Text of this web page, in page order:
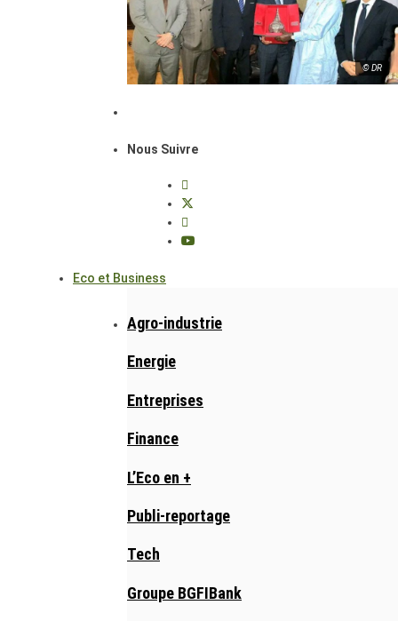
© DR
Nous Suivre
Eco et Business
Agro-industrie
Energie
Entreprises
Finance
L’Eco en +
Publi-reportage
Tech
Groupe BGFIBank